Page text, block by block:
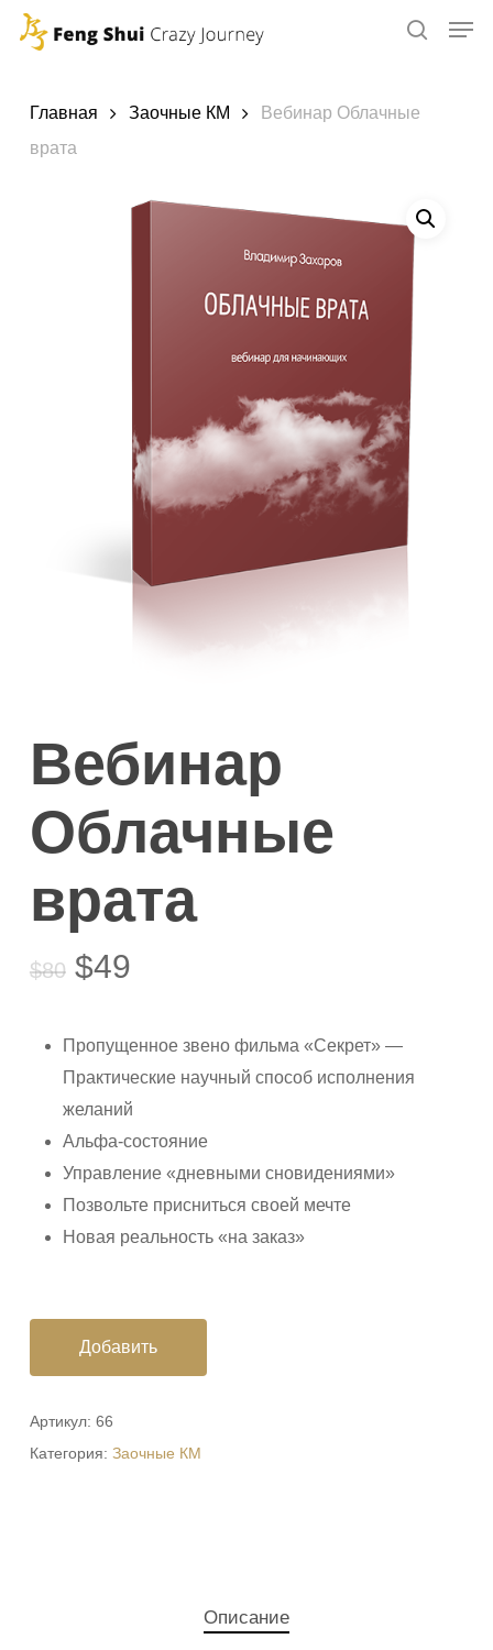
Skip
contentГлавная Заочные КМ
Вебинар Облачные
врата
Вебинар
Облачные
врата
$80 Первоначальная
составляла
$80.
$49Текущая
Пропущенное звено фильма «Секрет» —
Практические научный способ исполнения
желаний
Альфа-состояние
Управление «дневными сновидениями»
Позвольте присниться своей мечте
Новая реальность «на заказ»
Добавить
Артикул: 66
Категория: Заочные КМ
Описание